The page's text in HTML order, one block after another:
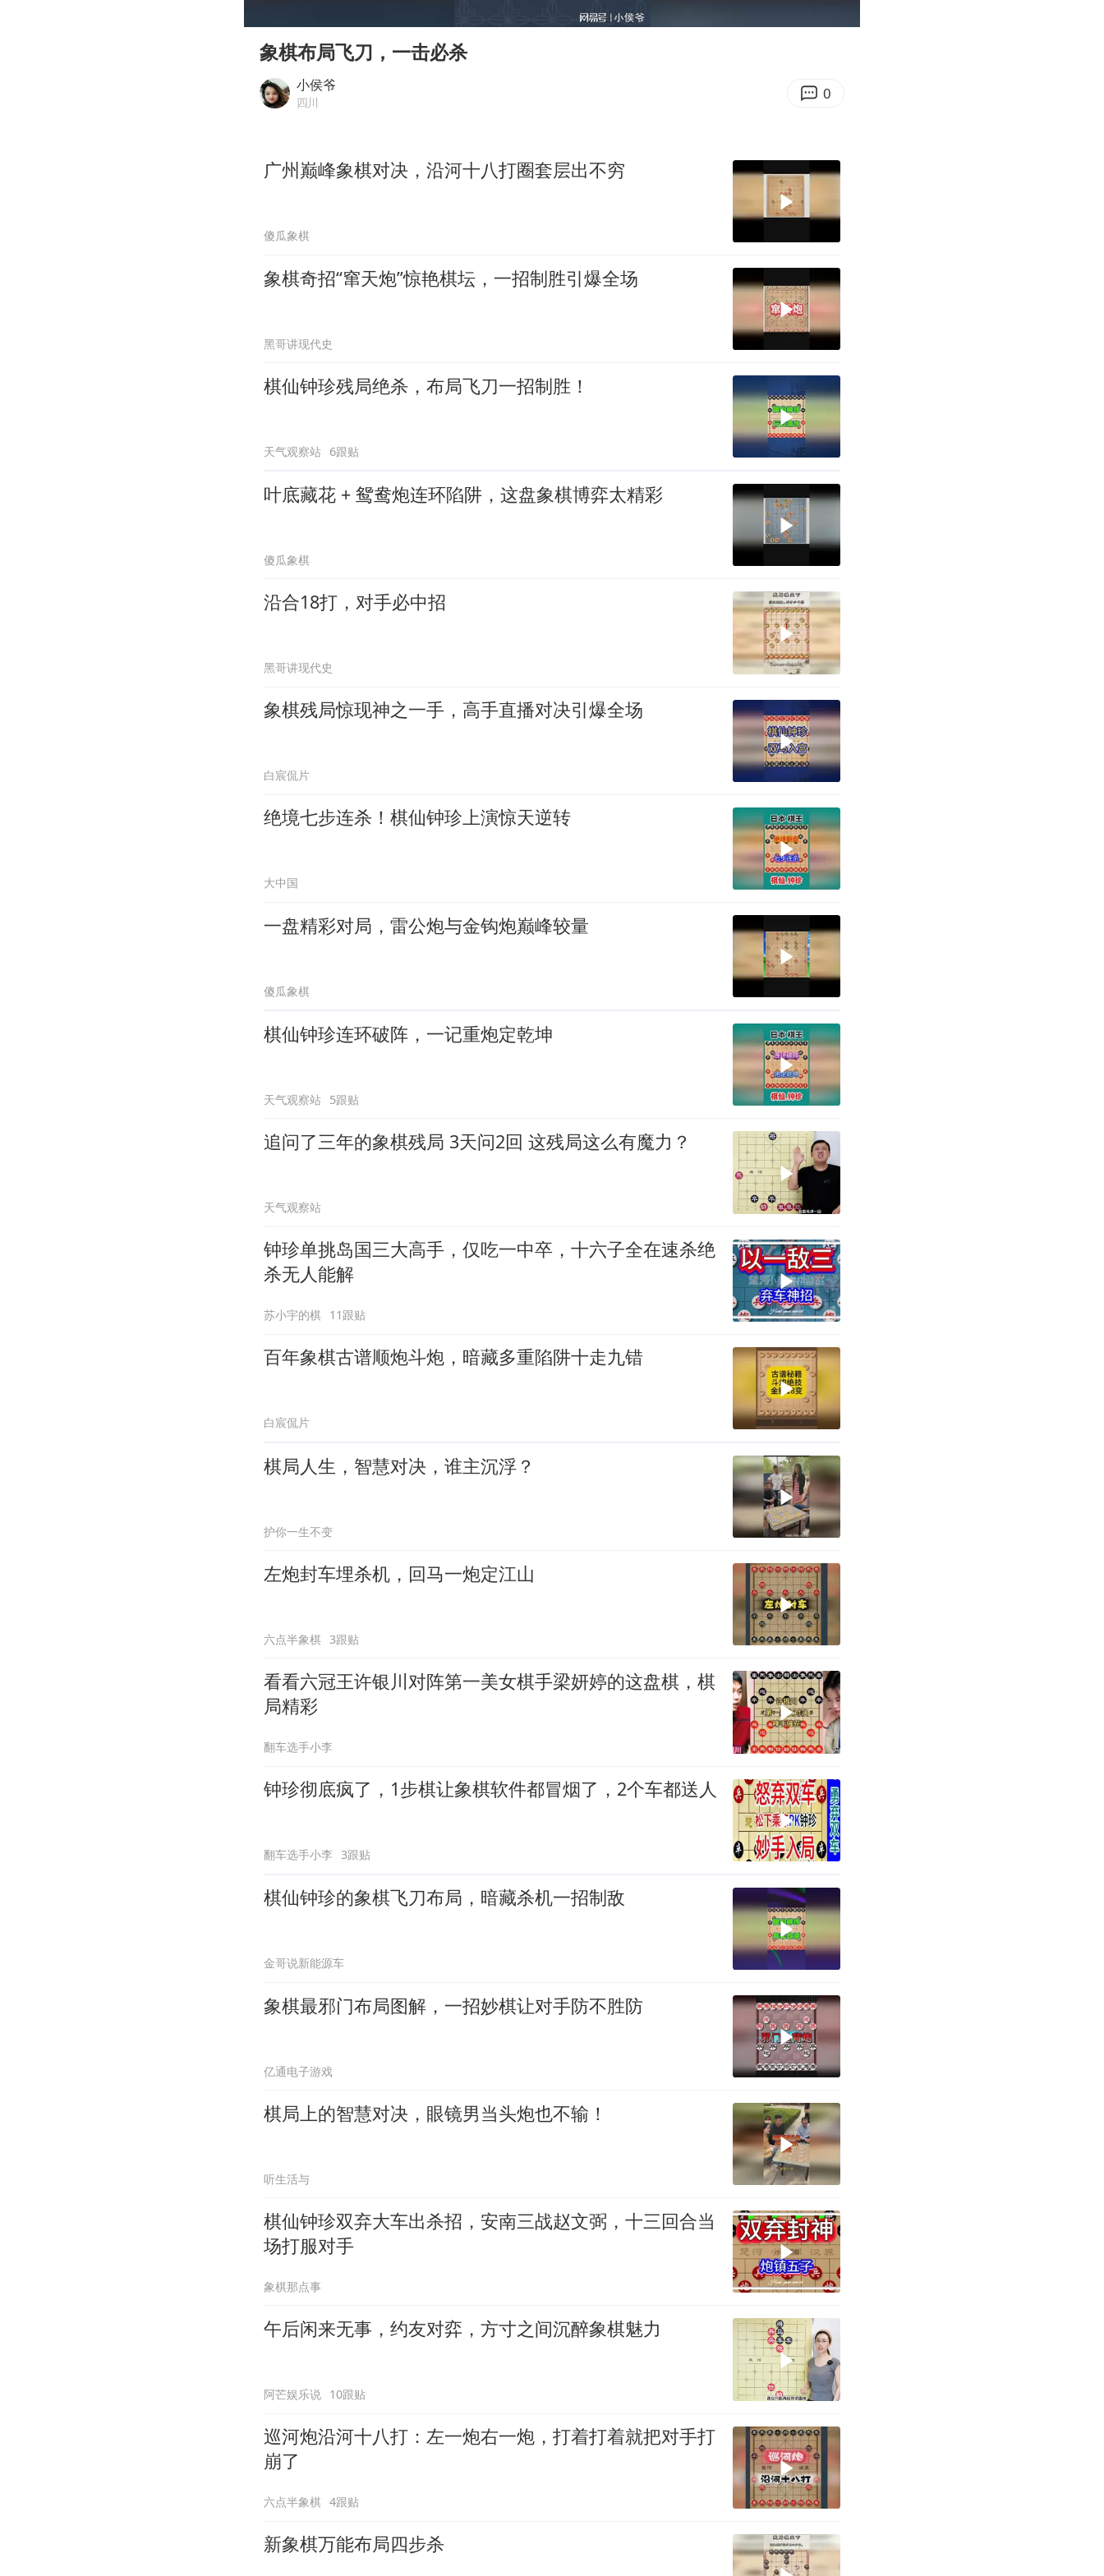
酒店回应车内过夜被收150元
梁家辉百花奖演讲落泪
乐享全民健身 共筑健康中国
象棋布局飞刀，一击必杀
小侯爷
四川 0
广州巅峰象棋对决，沿河十八打圈套层出不穷
傻瓜象棋
象棋奇招“窜天炮”惊艳棋坛，一招制胜引爆全场
黑哥讲现代史
棋仙钟珍残局绝杀，布局飞刀一招制胜！
天气观察站 6跟贴
叶底藏花 + 鸳鸯炮连环陷阱，这盘象棋博弈太精彩
傻瓜象棋
沿合18打，对手必中招
黑哥讲现代史
象棋残局惊现神之一手，高手直播对决引爆全场
白宸侃片
绝境七步连杀！棋仙钟珍上演惊天逆转
大中国
一盘精彩对局，雷公炮与金钩炮巅峰较量
傻瓜象棋
棋仙钟珍连环破阵，一记重炮定乾坤
天气观察站 5跟贴
追问了三年的象棋残局 3天问2回 这残局这么有魔力？
天气观察站
钟珍单挑岛国三大高手，仅吃一中卒，十六子全在速杀绝
杀无人能解
苏小宇的棋 11跟贴
百年象棋古谱顺炮斗炮，暗藏多重陷阱十走九错
白宸侃片
棋局人生，智慧对决，谁主沉浮？
护你一生不变
左炮封车埋杀机，回马一炮定江山
六点半象棋 3跟贴
看看六冠王许银川对阵第一美女棋手梁妍婷的这盘棋，棋
局精彩
翻车选手小李
钟珍彻底疯了，1步棋让象棋软件都冒烟了，2个车都送人
翻车选手小李 3跟贴
棋仙钟珍的象棋飞刀布局，暗藏杀机一招制敌
金哥说新能源车
象棋最邪门布局图解，一招妙棋让对手防不胜防
亿通电子游戏
棋局上的智慧对决，眼镜男当头炮也不输！
听生活与
棋仙钟珍双弃大车出杀招，安南三战赵文弼，十三回合当
场打服对手
象棋那点事
午后闲来无事，约友对弈，方寸之间沉醉象棋魅力
阿芒娱乐说 10跟贴
巡河炮沿河十八打：左一炮右一炮，打着打着就把对手打
崩了
六点半象棋 4跟贴
新象棋万能布局四步杀